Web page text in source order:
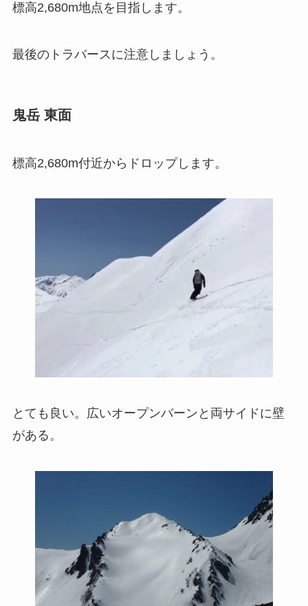
標高2,680m地点を目指します。
最後のトラバースに注意しましょう。
鬼岳 東面
標高2,680m付近からドロップします。
とても良い。広いオープンバーンと両サイドに壁
がある。